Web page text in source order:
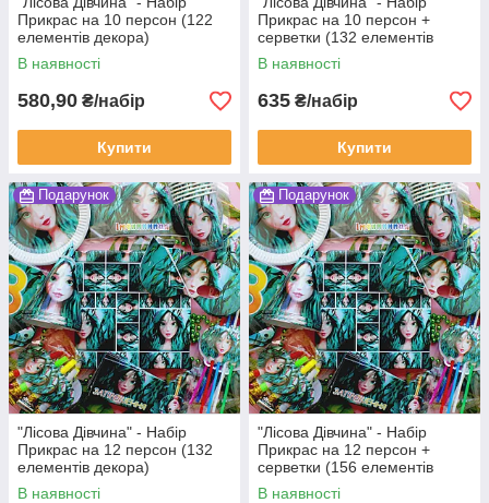
Прикрас на 10 персон (122
елементів декора)
В наявності
580,90 ₴/набір
Купити
Прикрас на 10 персон +
серветки (132 елементів
декора)
В наявності
635 ₴/набір
Купити
Подарунок
"Лісова Дівчина" - Набір
Прикрас на 12 персон (132
елементів декора)
В наявності
Подарунок
"Лісова Дівчина" - Набір
Прикрас на 12 персон +
серветки (156 елементів
декора)
В наявності